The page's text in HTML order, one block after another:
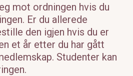
mot ordningen hvis du
Er du allerede
den igjen hvis du er
et år etter du har gått
Studenter kan